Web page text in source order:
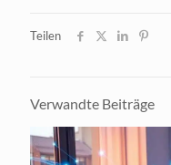
Teilen
Verwandte Beiträge